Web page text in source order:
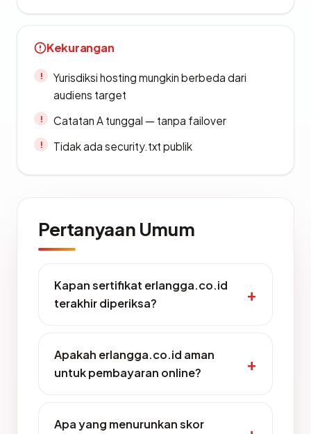
Kekurangan
Yurisdiksi hosting mungkin berbeda dari
audiens target
Catatan A tunggal — tanpa failover
Tidak ada security.txt publik
Pertanyaan Umum
Kapan sertifikat erlangga.co.id
terakhir diperiksa?
Apakah erlangga.co.id aman
untuk pembayaran online?
Apa yang menurunkan skor